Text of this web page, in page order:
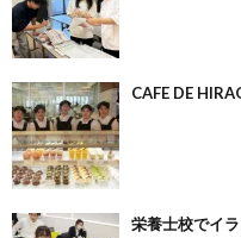
CAFE DE
栄養士校でイ